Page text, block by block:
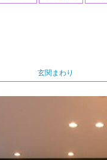
玄関まわり